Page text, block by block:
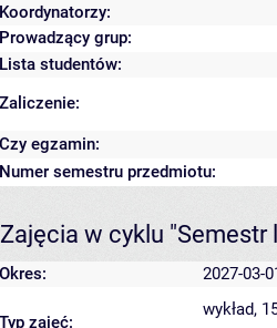
Koordynatorzy:
Prowadzący grup:
Lista studentów:
Zaliczenie:
Czy egzamin:
Numer semestru przedmiotu:
Zajęcia w cyklu "Semestr
Okres: 2027-03-
Typ zajęć:
wykład,